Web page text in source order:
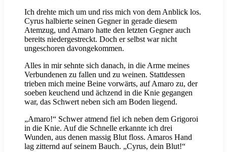
Ich drehte mich um und riss mich von dem Anblick los.
Cyrus halbierte seinen Gegner in gerade diesem
Atemzug, und Amaro hatte den letzten Gegner auch
bereits niedergestreckt. Doch er selbst war nicht
ungeschoren davongekommen.
Alles in mir sehnte sich danach, in die Arme meines
Verbundenen zu fallen und zu weinen. Stattdessen
trieben mich meine Beine vorwärts, auf Amaro zu, der
soeben keuchend und ächzend in die Knie gegangen
war, das Schwert neben sich am Boden liegend.
„Amaro!“ Schwer atmend fiel ich neben dem Grigoroi
in die Knie. Auf die Schnelle erkannte ich drei
Wunden, aus denen massig Blut floss. Amaros Hand
lag zitternd auf seinem Bauch. „Cyrus, dein Blut!“